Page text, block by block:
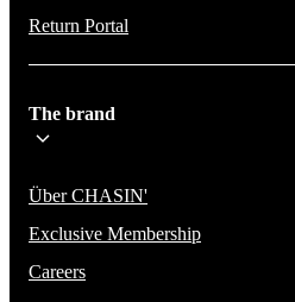
Return Portal
The brand
Über CHASIN'
Exclusive Membership
Careers